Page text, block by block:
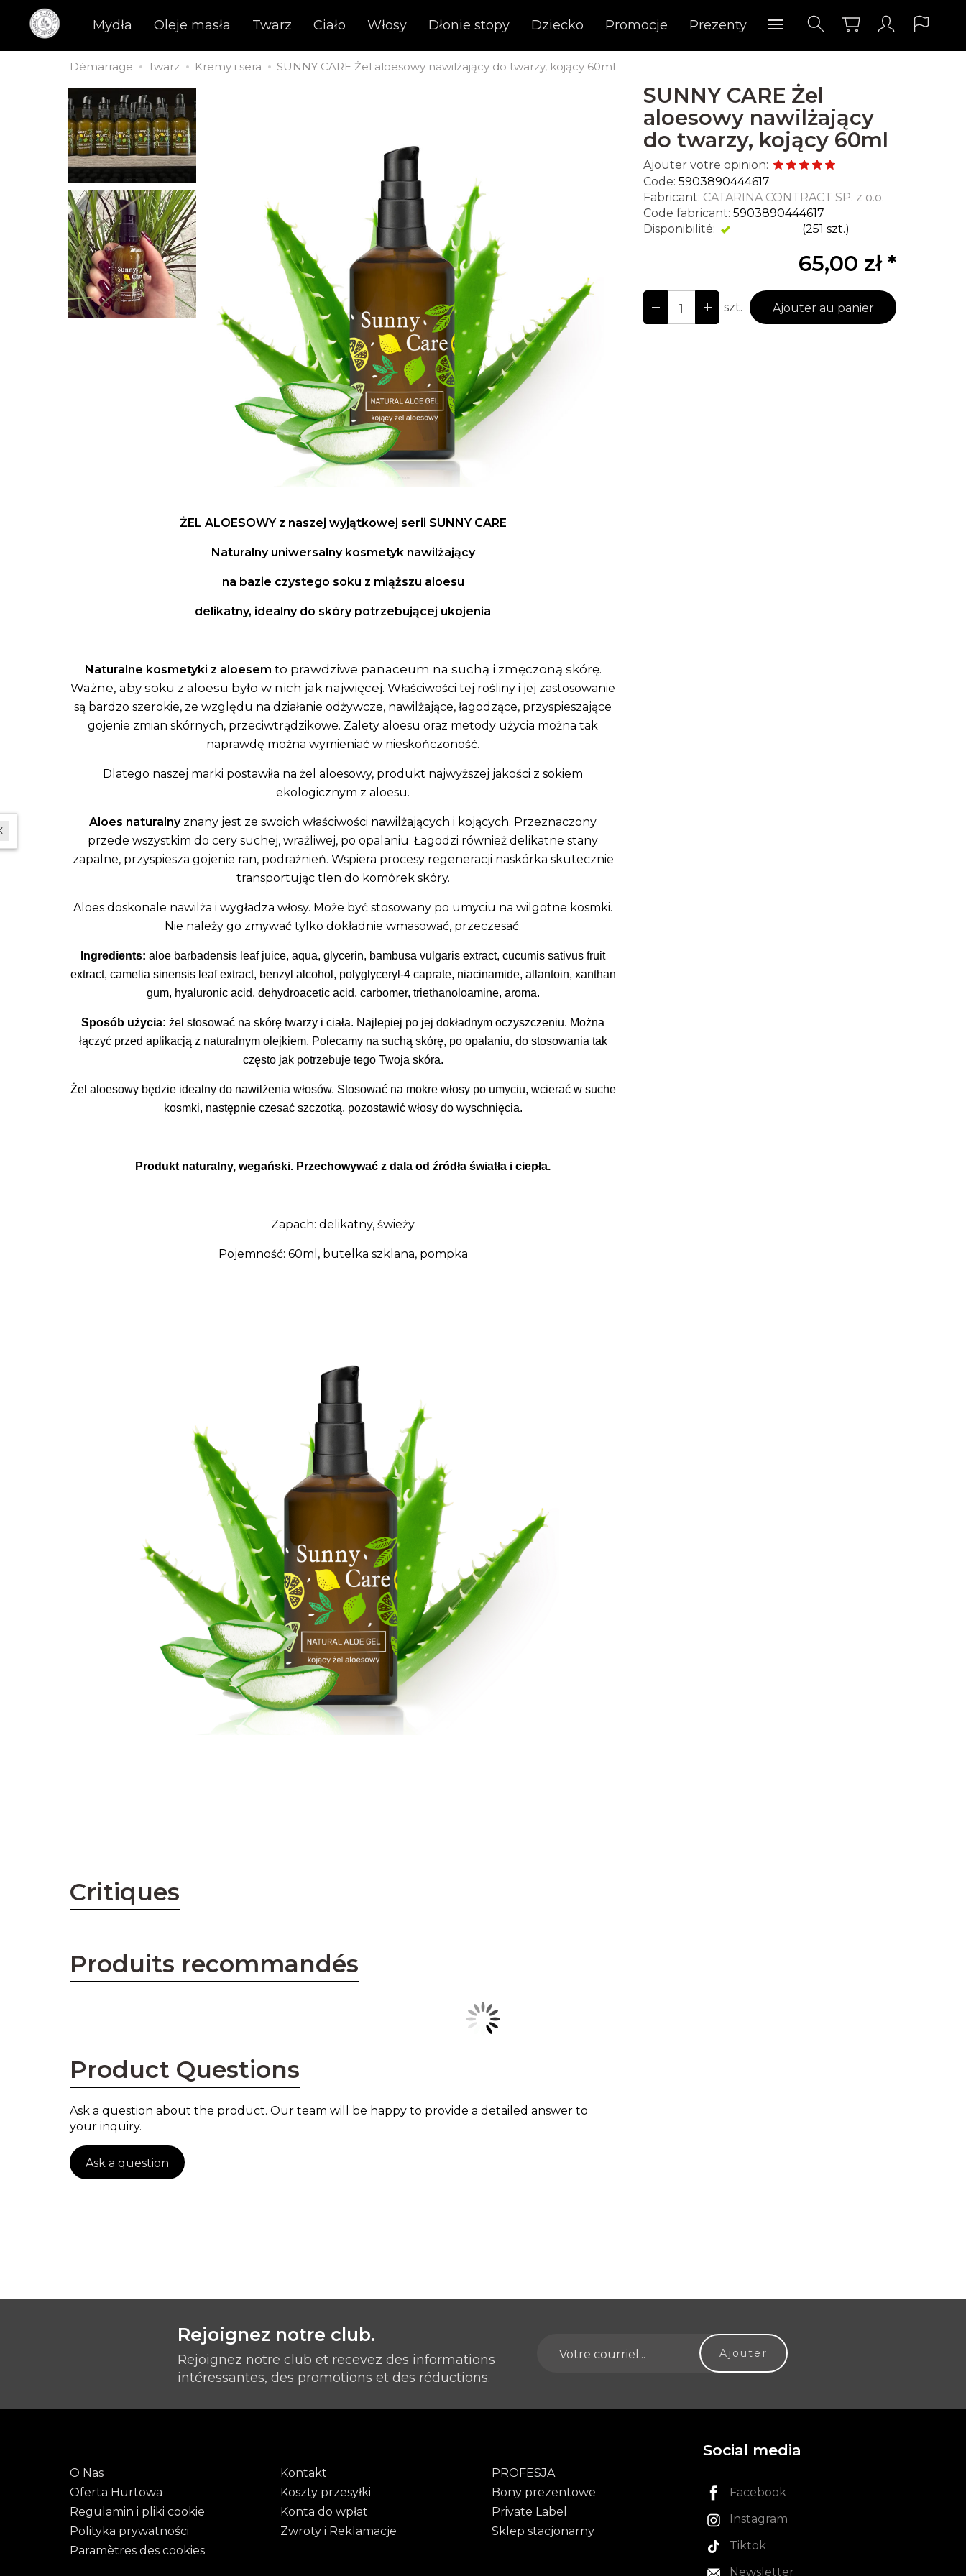
Mydła Oleje masła Twarz Ciało Włosy Dłonie stopy Dziecko Promocje Prezenty
Démarrage Twarz Kremy i sera SUNNY CARE Żel aloesowy nawilżający do twarzy, kojący 60ml
SUNNY CARE Żel
aloesowy nawilżający
do twarzy, kojący 60ml
Ajouter votre opinion:
Code: 5903890444617
Fabricant: CATARINA CONTRACT SP. z o.o.
Code fabricant: 5903890444617
Disponibilité:
(251 szt.)
65,00 zł *
szt. Ajouter au panier
ŻEL ALOESOWY z naszej wyjątkowej serii SUNNY CARE
Naturalny uniwersalny kosmetyk nawilżający
na bazie czystego soku z miąższu aloesu
delikatny, idealny do skóry potrzebującej ukojenia
Naturalne kosmetyki z aloesem to prawdziwe panaceum na suchą i zmęczoną skórę.
Ważne, aby soku z aloesu było w nich jak najwięcej. Właściwości tej rośliny i jej zastosowanie
są bardzo szerokie, ze względu na działanie odżywcze, nawilżające, łagodzące, przyspieszające
gojenie zmian skórnych, przeciwtrądzikowe. Zalety aloesu oraz metody użycia można tak
naprawdę można wymieniać w nieskończoność.
Dlatego naszej marki postawiła na żel aloesowy, produkt najwyższej jakości z sokiem
ekologicznym z aloesu.
Aloes naturalnyznany jest ze swoich właściwości nawilżających i kojących. Przeznaczony
przede wszystkim do cery suchej, wrażliwej, po opalaniu. Łagodzi również delikatne stany
zapalne, przyspiesza gojenie ran, podrażnień. Wspiera procesy regeneracji naskórka skutecznie
transportując tlen do komórek skóry.
Aloes doskonale nawilża i wygładza włosy. Może być stosowany po umyciu na wilgotne kosmki.
Nie należy go zmywać tylko dokładnie wmasować, przeczesać.
Ingredients: aloe barbadensis leaf juice, aqua, glycerin, bambusa vulgaris extract, cucumis sativus fruit
extract, camelia sinensis leaf extract, benzyl alcohol, polyglyceryl-4 caprate, niacinamide, allantoin, xanthan
gum, hyaluronic acid, dehydroacetic acid, carbomer, triethanoloamine, aroma.
Sposób użycia: żel stosować na skórę twarzy i ciała. Najlepiej po jej dokładnym oczyszczeniu. Można
łączyć przed aplikacją z naturalnym olejkiem. Polecamy na suchą skórę, po opalaniu, do stosowania tak
często jak potrzebuje tego Twoja skóra.
Żel aloesowy będzie idealny do nawilżenia włosów. Stosować na mokre włosy po umyciu, wcierać w suche
kosmki, następnie czesać szczotką, pozostawić włosy do wyschnięcia.
Produkt naturalny, wegański. Przechowywać z dala odźródła światła i ciepła.
Zapach: delikatny, świeży
Pojemność: 60ml, butelka szklana, pompka
Critiques
Produits recommandés
Product Questions
Ask a question about the product. Our team will be happy to provide a detailed answer to
your inquiry.
Ask a question
In last 30 days interested in the product 69
Rejoignez notre club.
Rejoignez notre club et recevez des informations
intéressantes, des promotions et des réductions.
O Nas
Oferta Hurtowa
Regulamin i pliki cookie
Polityka prywatności
Paramètres des cookies
Kontakt
Koszty przesyłki
Konta do wpłat
Zwroty i Reklamacje
PROFESJA
Bony prezentowe
Private Label
Sklep stacjonarny
Social media
Facebook
Instagram
Tiktok
Newsletter